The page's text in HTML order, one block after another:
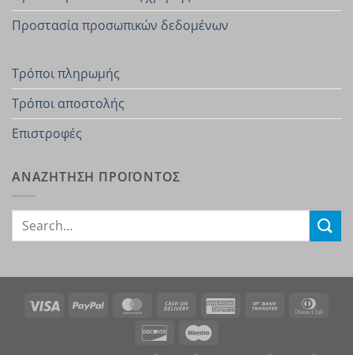
Προστασία προσωπικών δεδομένων
Τρόποι πληρωμής
Τρόποι αποστολής
Επιστροφές
ΑΝΑΖΗΤΗΣΗ ΠΡΟΪΟΝΤΟΣ
Search
Visa PayPal MasterCardCash
On
Delivery
American Bank
Discover